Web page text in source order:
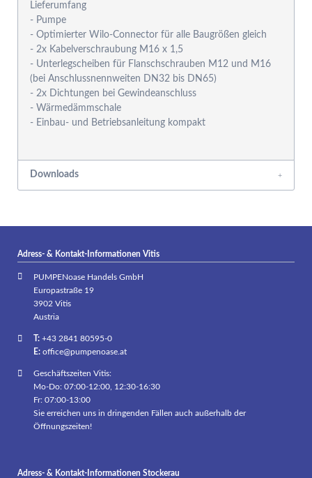
Lieferumfang
- Pumpe
- Optimierter Wilo-Connector für alle Baugrößen gleich
- 2x Kabelverschraubung M16 x 1,5
- Unterlegscheiben für Flanschschrauben M12 und M16
(bei Anschlussnennweiten DN32 bis DN65)
- 2x Dichtungen bei Gewindeanschluss
- Wärmedämmschale
- Einbau- und Betriebsanleitung kompakt
Downloads
Adress- & Kontakt-Informationen Vitis
PUMPENoase Handels GmbH
Europastraße 19
3902 Vitis
Austria
T:+43 2841 80595-0
E: office@pumpenoase.at
Geschäftszeiten Vitis:
Mo-Do: 07:00-12:00, 12:30-16:30
Fr: 07:00-13:00
Sie erreichen uns in dringenden Fällen auch außerhalb der
Öffnungszeiten!
Adress- & Kontakt-Informationen Stockerau